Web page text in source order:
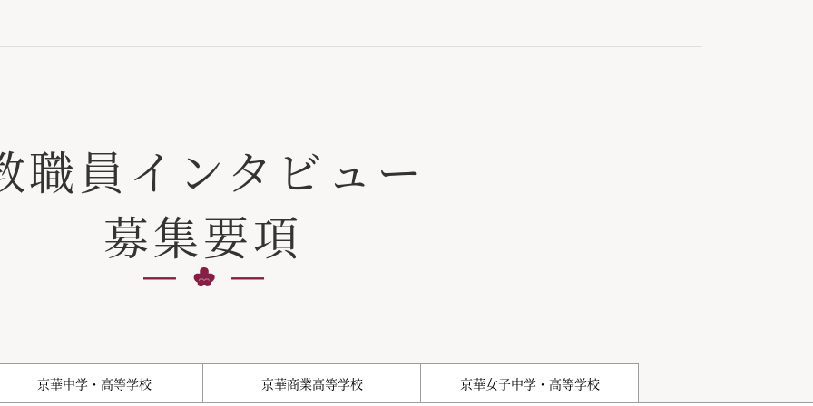
職員インタビュー
募集要項
京華中学・高等学校 京華商業高等学校 京華女子中学・高等学校